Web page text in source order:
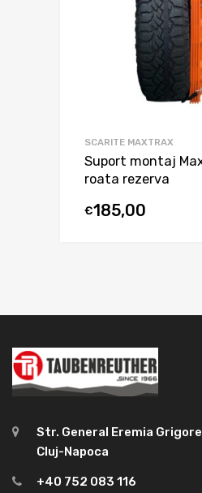
SCARITE MAXTRAX
Suport montaj
roata rezerva
€185,00
Str. General Eremia
Cluj-Napoca
+40 752 083 116